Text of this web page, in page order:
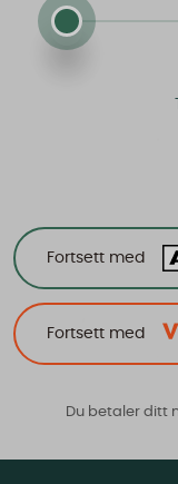
Fortsett med
Fortsett med
Du betaler ditt